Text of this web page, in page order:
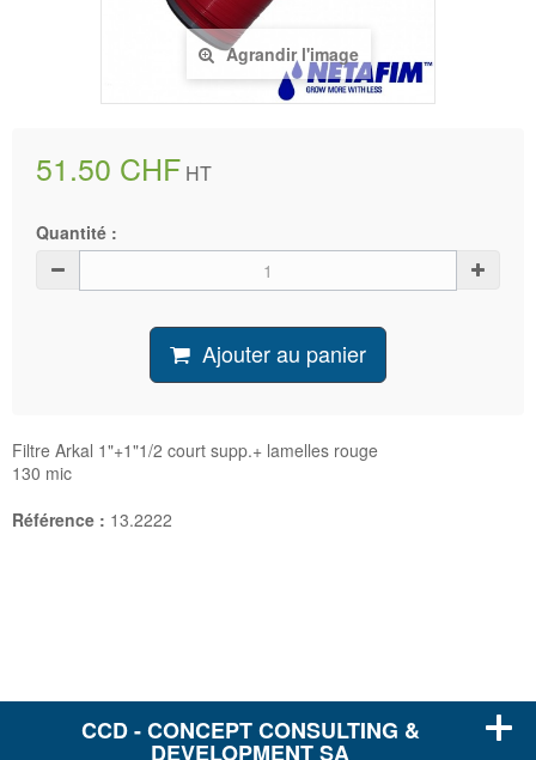
Agrandir l'image
51.50 CHF HT
Quantité :
Ajouter au panier
Filtre Arkal 1"+1"1/2 court supp.+ lamelles rouge
130 mic
Référence : 13.2222
CCD - CONCEPT CONSULTING &
DEVELOPMENT SA